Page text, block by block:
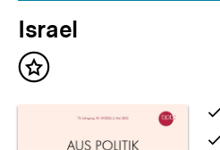
Israel
Inhalt